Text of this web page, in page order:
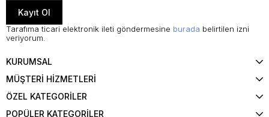
Kayıt Ol
Tarafıma ticari elektronik ileti göndermesine burada belirtilen izni
veriyorum.
KURUMSAL
MÜŞTERİ HİZMETLERİ
ÖZEL KATEGORİLER
POPÜLER KATEGORİLER